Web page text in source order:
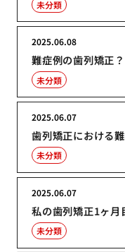
未分類
難症例の歯列矯正
2025.06.08
未分類
歯列矯正における
2025.06.07
未分類
私の歯列矯正1ヶ月
2025.06.07
未分類